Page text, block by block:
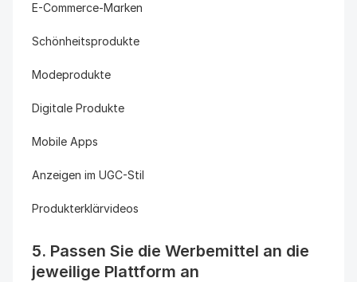
E-Commerce-Marken
Schönheitsprodukte
Modeprodukte
Digitale Produkte
Mobile Apps
Anzeigen im UGC-Stil
Produkterklärvideos
5. Passen Sie die Werbemittel an die
jeweilige Plattform an